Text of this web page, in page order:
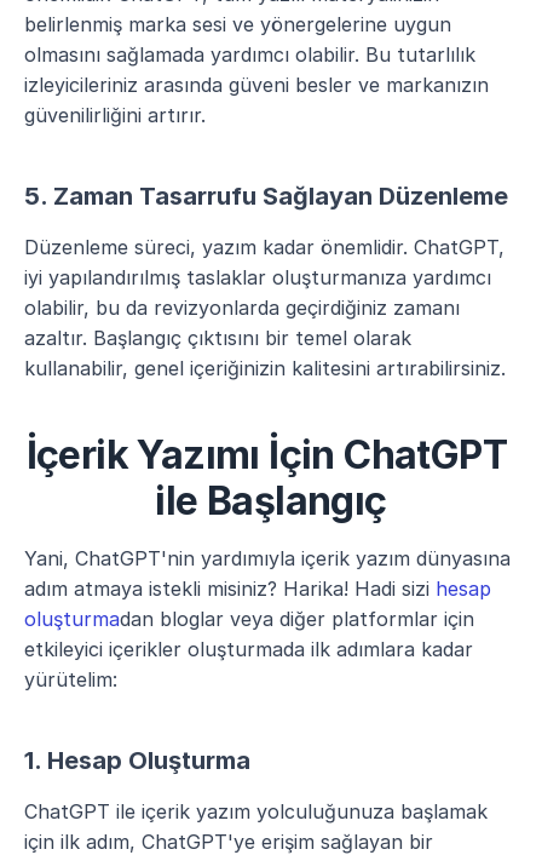
belirlenmiş marka sesi ve yönergelerine uygun
olmasını sağlamada yardımcı olabilir. Bu tutarlılık
izleyicileriniz arasında güveni besler ve markanızın
güvenilirliğini artırır.
5. Zaman Tasarrufu Sağlayan Düzenleme
Düzenleme süreci, yazım kadar önemlidir. ChatGPT,
iyi yapılandırılmış taslaklar oluşturmanıza yardımcı
olabilir, bu da revizyonlarda geçirdiğiniz zamanı
azaltır. Başlangıç çıktısını bir temel olarak
kullanabilir, genel içeriğinizin kalitesini artırabilirsiniz.
İçerik Yazımı İçin ChatGPT
ile Başlangıç
Yani, ChatGPT'nin yardımıyla içerik yazım dünyasına
adım atmaya istekli misiniz? Harika! Hadi sizi hesap
oluşturmadan bloglar veya diğer platformlar için
etkileyici içerikler oluşturmada ilk adımlara kadar
yürütelim:
1. Hesap Oluşturma
ChatGPT ile içerik yazım yolculuğunuza başlamak
için ilk adım, ChatGPT'ye erişim sağlayan bir